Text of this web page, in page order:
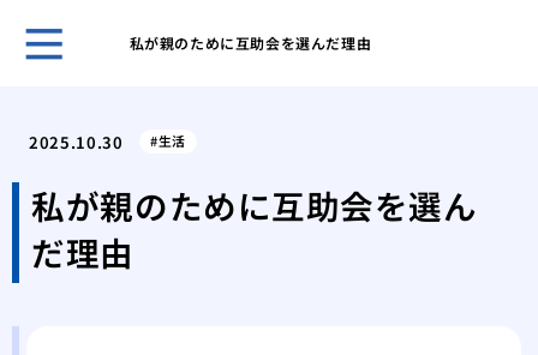
私が親のために互助会を選んだ理由
2025.10.30 生活
私が親のために互助会を選ん
だ理由